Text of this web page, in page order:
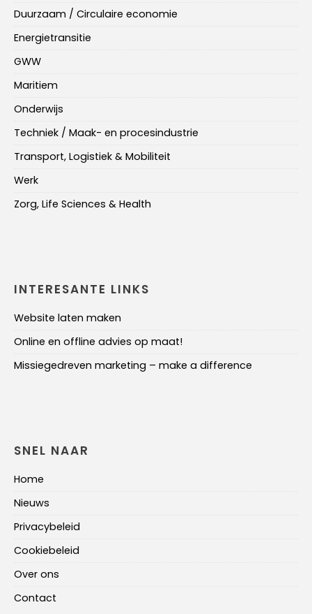
Duurzaam / Circulaire economie
Energietransitie
GWW
Maritiem
Onderwijs
Techniek / Maak- en procesindustrie
Transport, Logistiek & Mobiliteit
Werk
Zorg, Life Sciences & Health
INTERESANTE LINKS
Website laten maken
Online en offline advies op maat!
Missiegedreven marketing – make a difference
SNEL NAAR
Home
Nieuws
Privacybeleid
Cookiebeleid
Over ons
Contact